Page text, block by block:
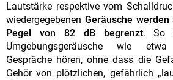
Lautstärke respektive vom
wiedergegebenen Geräusche
Pegel von 82 dB begrenzt. So
Umgebungsgeräusche wie
Gespräche hören, ohne dass die
Gehör von plötzlichen, gefährlich